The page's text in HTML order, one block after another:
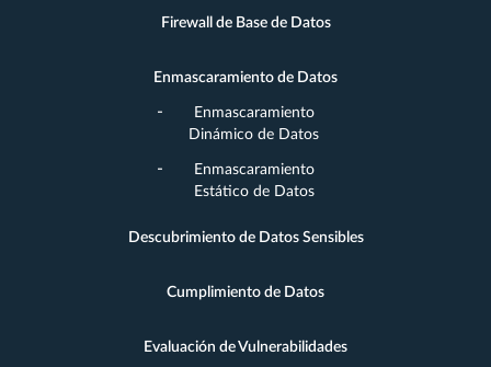
Firewall de Base de Datos
Enmascaramiento de Datos
Enmascaramiento
Dinámico de Datos
Enmascaramiento
Estático de Datos
Descubrimiento de Datos Sensibles
Cumplimiento de Datos
Evaluación de Vulnerabilidades